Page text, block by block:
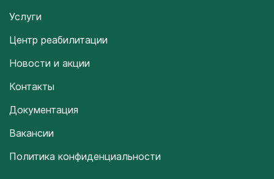
Услуги
Центр реабилитации
Новости и акции
Контакты
Документация
Вакансии
Политика конфиденциальности